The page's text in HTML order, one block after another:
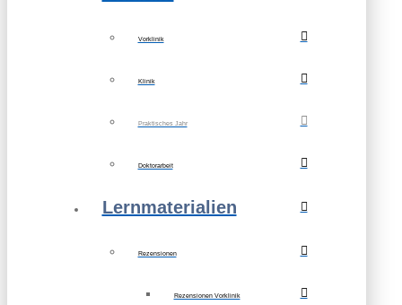
Vorklinik
Klinik
Praktisches Jahr
Doktorarbeit
Lernmaterialien
Rezensionen
Rezensionen Vorklinik